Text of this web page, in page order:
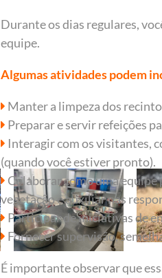
Durante os dias regulares,
equipe.
Algumas atividades podem
Manter a limpeza dos
Preparar e servir refeições
Interagir com os visitantes,
(quando você estiver pronto).
Colaborar como uma
vegetação e auxiliar nas
Participar de iniciativas de
Fornecer supervisão,
É importante observar que